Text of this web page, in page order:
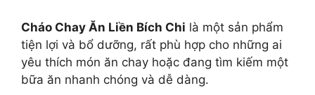
Cháo Chay Ăn Liền Bích Chi là một sản phẩm
tiện lợi và bổ dưỡng, rất phù hợp cho những ai
yêu thích món ăn chay hoặc đang tìm kiếm một
bữa ăn nhanh chóng và dễ dàng.